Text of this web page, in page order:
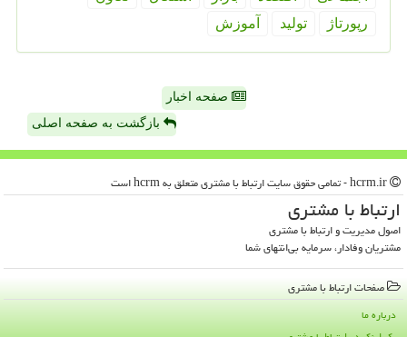
رپورتاژ
تولید آموزش
صفحه اخبار
بازگشت به صفحه اصلی
ارتباط با مشتری
اصول مدیریت و ارتباط با مشتری
مشتریان وفادار، سرمایه بی‌انتهای شما
صفحات ارتباط با مشتری
درباره ما